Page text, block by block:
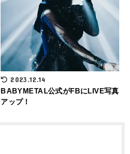
2023.12.14
BABYMETAL公式がFBにLIVE写真
アップ！